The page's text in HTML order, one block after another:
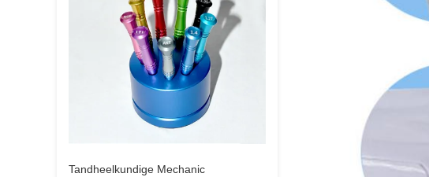
Tandheelkundige Mechanic